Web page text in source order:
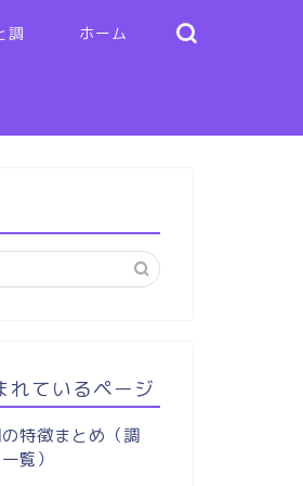
調 ホーム
れているページ
特徴まとめ（調
覧）